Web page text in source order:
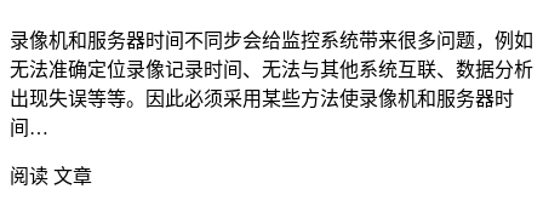
录像机和服务器时间不同步会给监控系统带来很多问题，例如
无法准确定位录像记录时间、无法与其他系统互联、数据分析
出现失误等等。因此必须采用某些方法使录像机和服务器时
间…
阅读 文章